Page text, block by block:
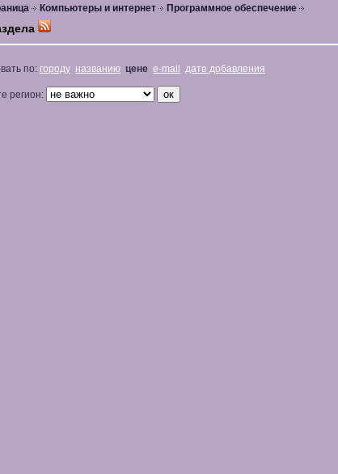
Компьютеры и интернет Программное обеспечение
по: городу названию цене e-mail дате добавления
регион: